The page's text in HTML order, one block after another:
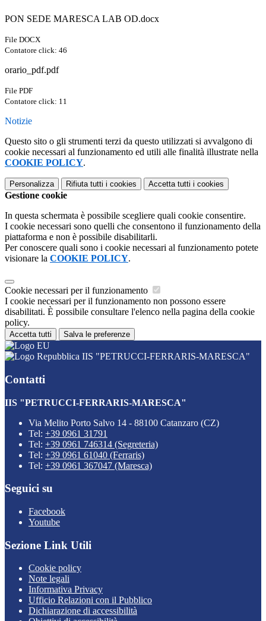
PON SEDE MARESCA LAB OD.docx
File DOCX
Contatore click: 46
orario_pdf.pdf
File PDF
Contatore click: 11
Notizie
Questo sito o gli strumenti terzi da questo utilizzati si avvalgono di
cookie necessari al funzionamento ed utili alle finalità illustrate nella
COOKIE POLICY.
Personalizza Rifiuta tutti i cookies Accetta tutti i cookies
Gestione cookie
In questa schermata è possibile scegliere quali cookie consentire.
I cookie necessari sono quelli che consentono il funzionamento della
piattaforma e non è possibile disabilitarli.
Per conoscere quali sono i cookie necessari al funzionamento potete
visionare la COOKIE POLICY.
Cookie necessari per il funzionamento
I cookie necessari per il funzionamento non possono essere
disabilitati. È possibile consultare l'elenco nella pagina della cookie
policy.
Accetta tutti Salva le preferenze
IIS "PETRUCCI-FERRARIS-MARESCA"
Contatti
IIS "PETRUCCI-FERRARIS-MARESCA"
Via Melito Porto Salvo 14 - 88100 Catanzaro (CZ)
Tel: +39 0961 31791
Tel: +39 0961 746314 (Segreteria)
Tel: +39 0961 61040 (Ferraris)
Tel: +39 0961 367047 (Maresca)
Seguici su
Facebook
Youtube
Sezione Link Utili
Cookie policy
Note legali
Informativa Privacy
Ufficio Relazioni con il Pubblico
Dichiarazione di accessibilità